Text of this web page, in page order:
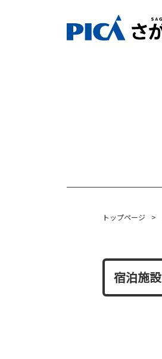
トップページ >
宿泊施設